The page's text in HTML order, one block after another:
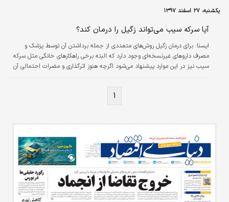
یکشنبه، ۲۷ اسفند ۱۳۹۷
آیا سرکه سیب می‌تواند زگیل را درمان کند؟
ايسنا: برای درمان زگیل روش‌های متعددی از جمله برداشتن آن توسط پزشک و
مصرف داروهای غیرنسخه‌ای وجود دارد که البته برخی راهکارهای خانگی مثل سرکه
سیب نیز در این موارد پیشنهاد می‌شود اگرچه هنوز اثرگذاری و مضرات احتمالی آن
۱